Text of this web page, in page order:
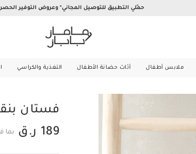
حمّلي التطبيق للتوصيل المجاني* وعروض التوفير
ملابس أطفال أثاث حضانة الأطفال التغذية والكراسي
فستان
189 ر.ق
بما